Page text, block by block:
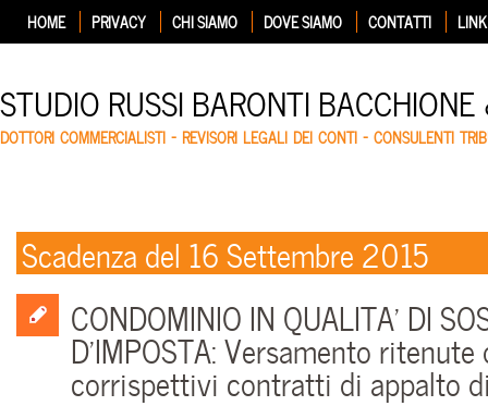
HOME PRIVACY CHI SIAMO DOVE SIAMO CONTATTI LINK
STUDIO RUSSI BARONTI
DOTTORI COMMERCIALISTI – REVISORI LEGALI DEI CONTI – CONSULENTI
Scadenza del 16 Settembre 2015
CONDOMINIO IN QUALITA’ DI
D’IMPOSTA: Versamento
corrispettivi contratti di appalto